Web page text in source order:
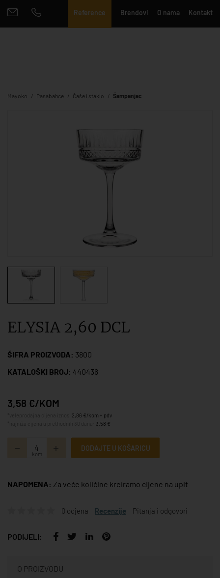
Reference Brendovi O nama Kontakt
Mayoko Pasabahce Čaše i staklo Šampanjac
ELYSIA 2,60 DCL
ŠIFRA PROIZVODA: 3800
KATALOŠKI BROJ: 440436
3,58 €/KOM
2,86 €/kom + pdv
3,58 €
kom
DODAJTE U KOŠARICU
NAPOMENA: Za veće količine kreiramo cijene na upit
0 ocjena Recenzije Pitanja i odgovori
PODIJELI:
O PROIZVODU